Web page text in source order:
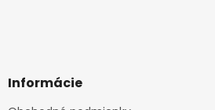
Informácie